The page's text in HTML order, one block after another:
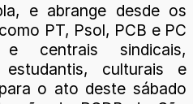
e abrange desde os
PT, Psol, PCB e PC
centrais sindicais,
estudantis, culturais e
o ato deste sábado